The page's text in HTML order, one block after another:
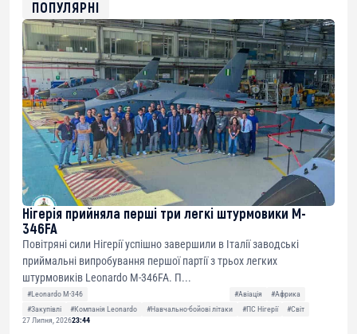
ПОПУЛЯРНІ
Нігерія прийняла перші три легкі штурмовики M-
346FA
Повітряні сили Нігерії успішно завершили в Італії заводські
приймальні випробування першої партії з трьох легких
штурмовиків Leonardo M-346FA. П...
#Leonardo M-346 #Авіація
#Африка
#Закупівлі
#Компанія Leonardo #Навчально-бойові літаки #ПС Нігерії
#Світ
27 Липня, 202623:44